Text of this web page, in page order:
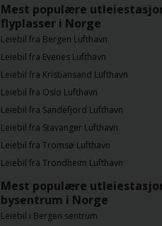
Mest populære
flyplasser i Norge
Leiebil fra Bergen Lufthavn
Leiebil fra Evenes Lufthavn
Leiebil fra Kristiansand Lufthavn
Leiebil fra Oslo Lufthavn
Leiebil fra Sandefjord Lufthavn
Leiebil fra Stavanger Lufthavn
Leiebil fra Tromsø Lufthavn
Leiebil fra Trondheim Lufthavn
Mest populære
bysentrum i Norge
Leiebil i Bergen sentrum